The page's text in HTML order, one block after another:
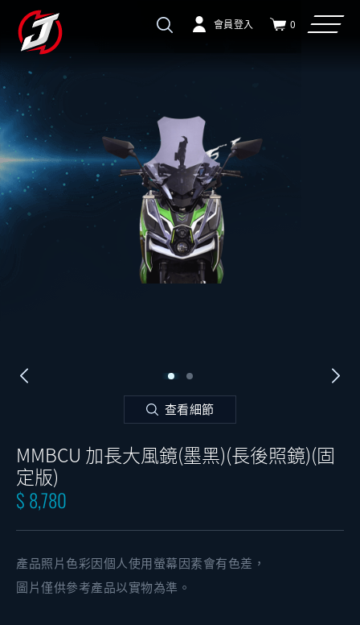
會員登入 0
查看細節
MMBCU 加長大風鏡(墨黑)(長後照鏡)(固
定版)
$ 8,780
產品照片色彩因個人使用螢幕因素會有色差，
圖片僅供參考產品以實物為準。